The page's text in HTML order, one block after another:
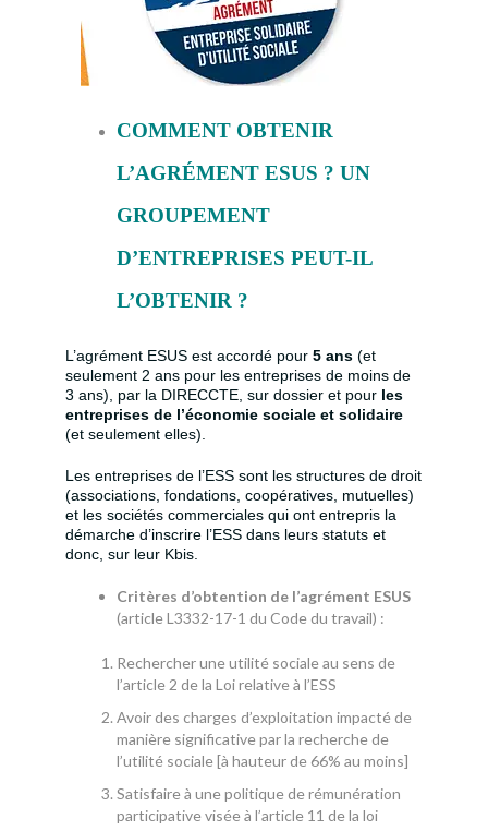
COMMENT OBTENIR
L’AGRÉMENT ESUS ? UN
GROUPEMENT
D’ENTREPRISES PEUT-IL
L’OBTENIR ?
L’agrément ESUS est accordé pour 5ans(et
seulement 2 ans pour les entreprises de moins de
3 ans), par la DIRECCTE, sur dossier et pour les
entreprises de l’économie sociale et solidaire
(et seulement elles).
Les entreprises de l’ESS sont les structures de droit
(associations, fondations, coopératives, mutuelles)
et les sociétés commerciales qui ont entrepris la
démarche d’inscrire l’ESS dans leurs statuts et
donc, sur leur Kbis.
Critères d’obtention de l’agrément ESUS
(article L3332-17-1 du Code du travail) :
Rechercher une utilité sociale au sens de
l’article 2 de la Loi relative à l’ESS
Avoir des charges d’exploitation impacté de
manière significative par la recherche de
l’utilité sociale [à hauteur de 66% au moins]
Satisfaire à une politique de rémunération
participative visée à l’article 11 de la loi